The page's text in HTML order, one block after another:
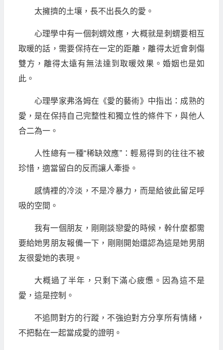
太擁擠的土壤，長不出長久的愛。
心理學中有一個刺蝟效應，大概就是刺蝟要相互
取暖的話，需要保持在一定的距離，離得太近會刺傷
雙方，離得太遠有無法達到取暖效果。婚姻也是如
此。
心理學家弗洛姆在《愛的藝術》中指出：成熟的
愛，是在保持自己完整性和獨立性的條件下，與他人
合二為一。
人性總有一種“稀缺效應”：輕易得到的往往不被
珍惜，適當留白的反而讓人牽掛。
感情裡的冷淡，不是冷暴力，而是給彼此留足呼
吸的空間。
我有一個朋友，剛剛談戀愛的時候，幹什麼都需
要給她男朋友報備一下，剛剛開始還認為這是她男朋
友很愛她的表現。
大概過了半年，只剩下滿心疲憊。因為這不是
愛，這是控制。
不追問對方的行蹤，不強迫對方分享所有情緒，
不把黏在一起當成愛的證明。